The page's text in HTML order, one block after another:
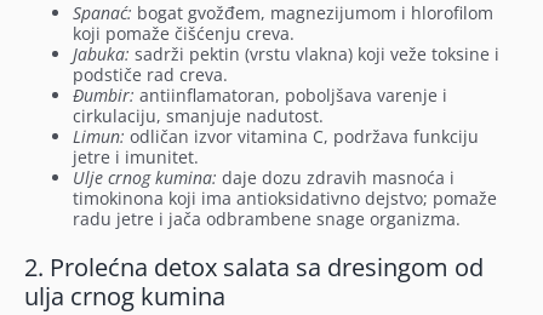
Spanać: bogat gvožđem, magnezijumom i hlorofilom
koji pomaže čišćenju creva.
Jabuka: sadrži pektin (vrstu vlakna) koji veže toksine i
podstiče rad creva.
Đumbir: antiinflamatoran, poboljšava varenje i
cirkulaciju, smanjuje nadutost.
Limun: odličan izvor vitamina C, podržava funkciju
jetre i imunitet.
Ulje crnog kumina: daje dozu zdravih masnoća i
timokinona koji ima antioksidativno dejstvo; pomaže
radu jetre i jača odbrambene snage organizma.
2. Prolećna detox salata sa dresingom od
ulja crnog kumina